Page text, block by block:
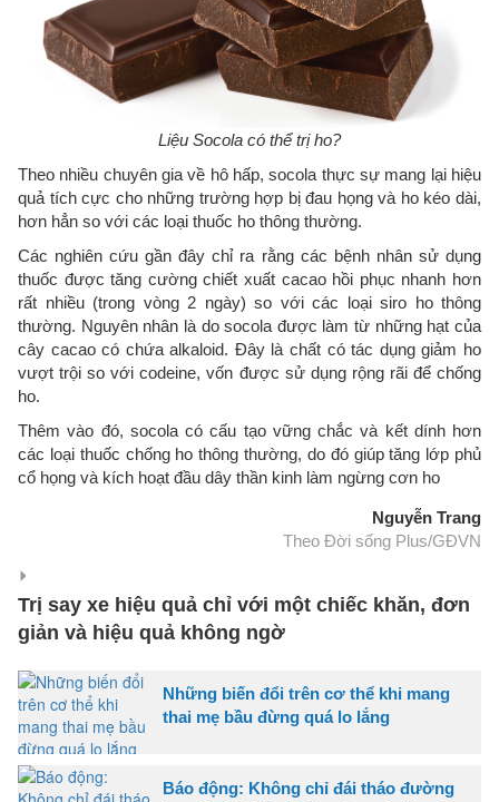
Liệu Socola có thể trị ho?
Theo nhiều chuyên gia về hô hấp, socola thực sự mang lại hiệu
quả tích cực cho những trường hợp bị đau họng và ho kéo dài,
hơn hẳn so với các loại thuốc ho thông thường.
Các nghiên cứu gần đây chỉ ra rằng các bệnh nhân sử dụng
thuốc được tăng cường chiết xuất cacao hồi phục nhanh hơn
rất nhiều (trong vòng 2 ngày) so với các loại siro ho thông
thường. Nguyên nhân là do socola được làm từ những hạt của
cây cacao có chứa alkaloid. Đây là chất có tác dụng giảm ho
vượt trội so với codeine, vốn được sử dụng rộng rãi để chống
ho.
Thêm vào đó, socola có cấu tạo vững chắc và kết dính hơn
các loại thuốc chống ho thông thường, do đó giúp tăng lớp phủ
cổ họng và kích hoạt đầu dây thần kinh làm ngừng cơn ho
Nguyễn Trang
Theo Đời sống Plus/GĐVN
Trị say xe hiệu quả chỉ với một chiếc khăn, đơn
giản và hiệu quả không ngờ
Những biến đổi trên cơ thể khi mang
thai mẹ bầu đừng quá lo lắng
Báo động: Không chỉ đái tháo đường